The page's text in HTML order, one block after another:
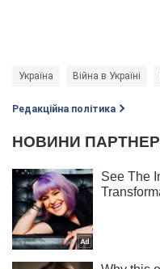
Україна Війна в Україні
Редакційна політика